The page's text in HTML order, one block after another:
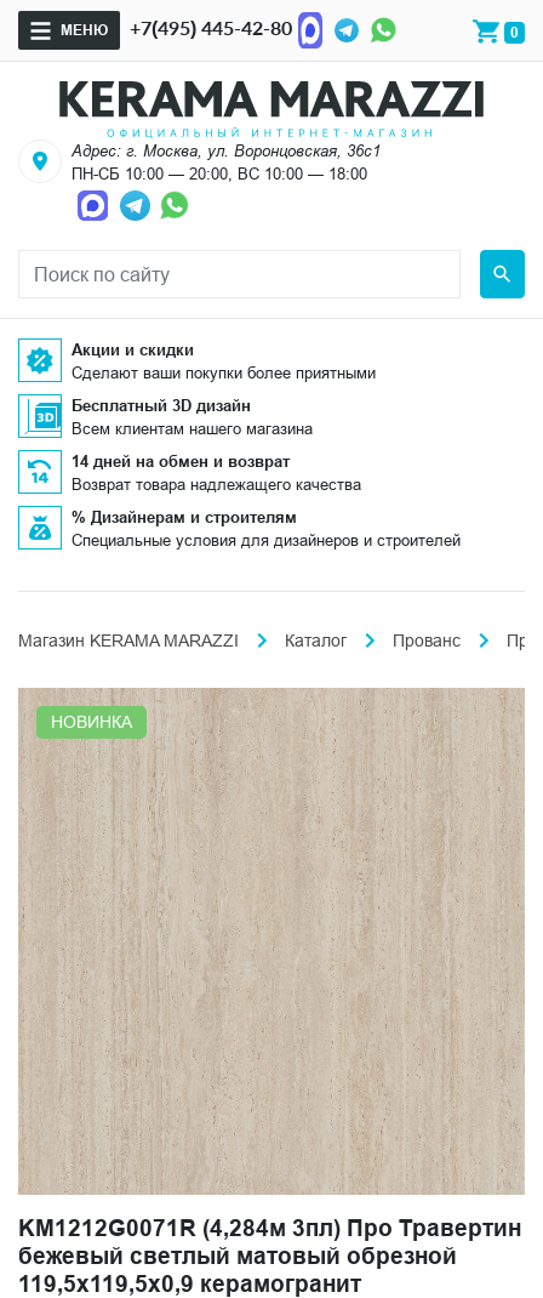
МЕНЮ +7(495) 445-42-80 0
Адрес: г. Москва, ул. Воронцовская, 36с1
ПН-СБ 10:00 — 20:00, ВС 10:00 — 18:00
Акции и скидки
Сделают ваши покупки более приятными
Бесплатный 3D дизайн
Всем клиентам нашего магазина
14 дней на обмен и возврат
Возврат товара надлежащего качества
% Дизайнерам и строителям
Специальные условия для дизайнеров и строителей
Магазин KERAMA MARAZZI Каталог Прованс Про
НОВИНКА
KM1212G0071R (4,284м 3пл) Про Травертин
бежевый светлый матовый обрезной
119,5x119,5x0,9 керамогранит